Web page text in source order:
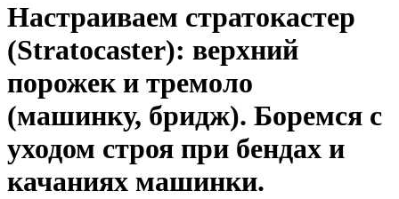
Настраиваем стратокастер
(Stratocaster): верхний
порожек и тремоло
(машинку, бридж). Боремся с
уходом строя при бендах и
качаниях машинки.